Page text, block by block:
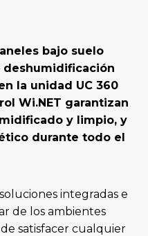
bajo suelo
deshumidificación
la unidad UC 360
Wi.NET garantizan
y limpio, y
durante todo el
integradas e
de los ambientes
satisfacer cualquier